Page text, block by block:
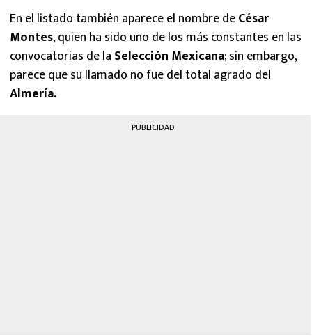
En el listado también aparece el nombre deCésar
Montes, quien ha sido uno de los más constantes en las
convocatorias de la Selección Mexicana; sin embargo,
parece que su llamado no fue del total agrado del
Almería.
PUBLICIDAD